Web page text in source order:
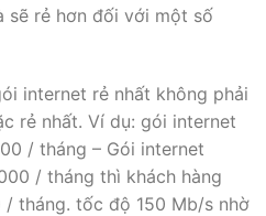
sẽ rẻ hơn đối với một số
internet rẻ nhất không phải
rẻ nhất. Ví dụ: gói internet
/ tháng – Gói internet
/ tháng thì khách hàng
tháng. tốc độ 150 Mb/s nhờ